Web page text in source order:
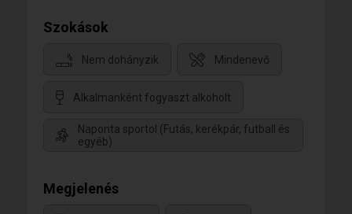
Szokások
Nem dohányzik Mindenevő
Alkalmanként fogyaszt alkoholt
Naponta sportol (Futás, kerékpár, futball és
egyéb)
Megjelenés